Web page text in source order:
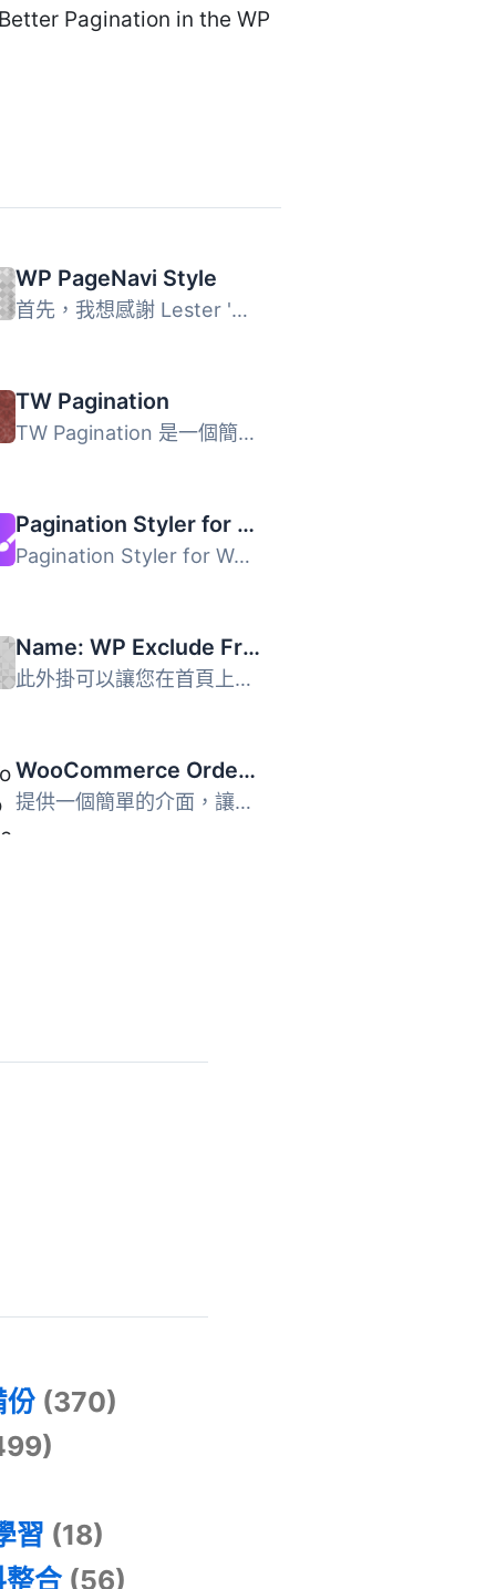
Pagination in the WP
WP PageNavi Style
首先，我想感謝 Lester 'GaMerZ' Chan 和 scribu 為這個美麗...
TW Pagination
TW Pagination 是一個簡單且具有彈性的分頁外掛程式，能夠提...
Pagination Styler for WooCommerce
Pagination Styler for WooCommerce 是一款可讓使用者自訂 Wo...
Name: WP Exclude From Homepage
此外掛可以讓您在首頁上排除特定的文章類別、標籤、文章或頁...
WooCommerce Order Navigation
提供一個簡單的介面，讓管理員和店鋪經理在 WooCommerce 訂單...
份 (370)
習 (18)
合(56)